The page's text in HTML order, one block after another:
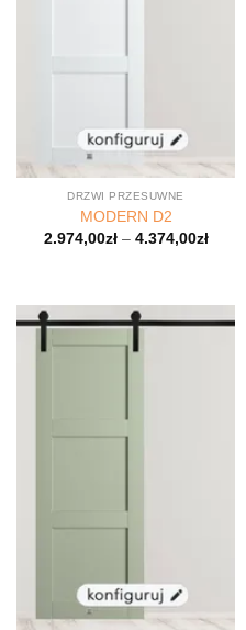
DRZWI PRZESUWNE
MODERN D2
2.974,00zł– 4.374,00zł